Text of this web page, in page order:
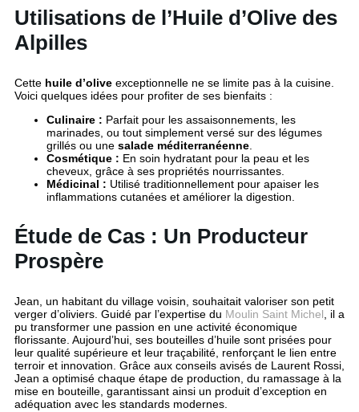
Utilisations de l’Huile d’Olive des
Alpilles
Cette huile d’olive exceptionnelle ne se limite pas à la cuisine.
Voici quelques idées pour profiter de ses bienfaits :
Culinaire : Parfait pour les assaisonnements, les
marinades, ou tout simplement versé sur des légumes
grillés ou une salade méditerranéenne
Cosmétique : En soin hydratant pour la peau et les
cheveux, grâce à ses propriétés nourrissantes.
Médicinal : Utilisé traditionnellement pour apaiser les
inflammations cutanées et améliorer la digestion.
Étude de Cas : Un Producteur
Prospère
Jean, un habitant du village voisin, souhaitait valoriser son petit
verger d’oliviers. Guidé par l’expertise du Moulin Saint Michel , il a
pu transformer une passion en une activité économique
florissante. Aujourd’hui, ses bouteilles d’huile sont prisées pour
leur qualité supérieure et leur traçabilité, renforçant le lien entre
terroir et innovation. Grâce aux conseils avisés de Laurent Rossi,
Jean a optimisé chaque étape de production, du ramassage à la
mise en bouteille, garantissant ainsi un produit d’exception en
adéquation avec les standards modernes.